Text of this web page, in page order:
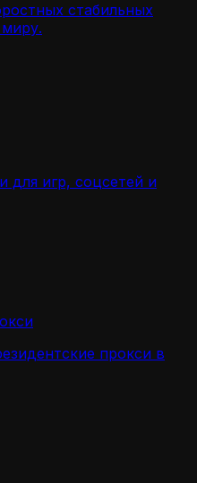
стабильных
для игр, соцсетей и
прокси в